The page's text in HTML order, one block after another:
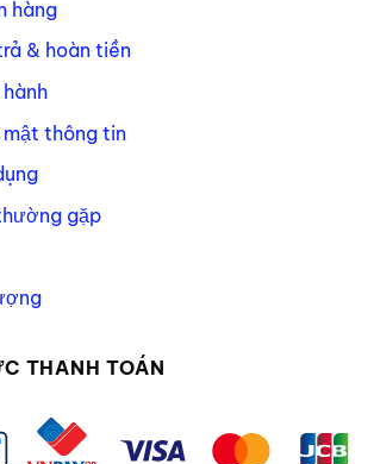
hàng
& hoàn tiền
mật thông tin
gặp
THANH TOÁN